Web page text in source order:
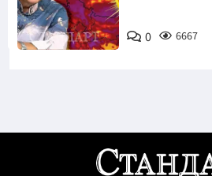
0 6667